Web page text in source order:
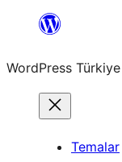
İçeriğe
WordPress Türkiye
Temalar